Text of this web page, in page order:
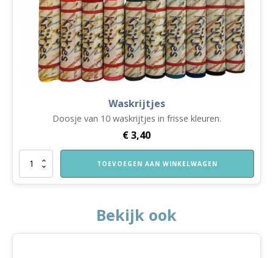
Bekijk ook
Waskrijtjes
Doosje van 10 waskrijtjes in frisse kleuren.
€3,40
Waskrijtjes
TOEVOEGEN AAN WINKELWAGEN